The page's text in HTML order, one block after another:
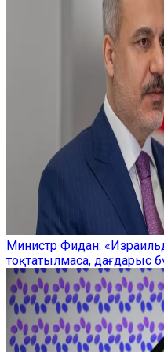
Министр Фидан:
тоқтатылмаса, дағдарыс